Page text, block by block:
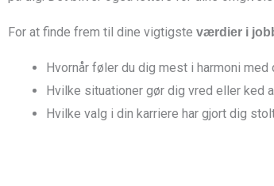
For at finde frem til dine vigtigste værdier i
Hvornår føler du dig mest i harmoni
Hvilke situationer gør dig vred eller ked
Hvilke valg i din karriere har gjort dig